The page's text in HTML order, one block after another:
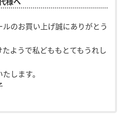
のお買い上げ誠にありがとう
ようで私どももとてもうれし
します。